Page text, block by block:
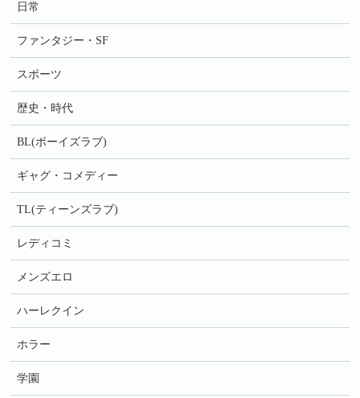
日常
ファンタジー・SF
スポーツ
歴史・時代
BL(ボーイズラブ)
ギャグ・コメディー
TL(ティーンズラブ)
レディコミ
メンズエロ
ハーレクイン
ホラー
学園